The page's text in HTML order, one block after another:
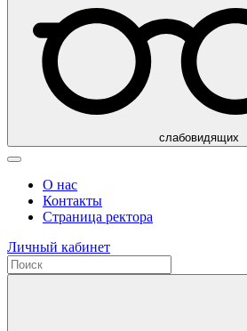
слабовидящих
О нас
Контакты
Страница ректора
Личный кабинет